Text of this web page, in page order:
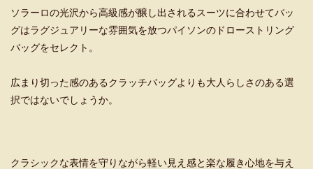
ソラーロの光沢から高級感が醸し出されるスーツに合わせてバッ
グはラグジュアリーな雰囲気を放つパイソンのドローストリング
バッグをセレクト。
広まり切った感のあるクラッチバッグよりも大人らしさのある選
択ではないでしょうか。
クラシックな表情を守りながら軽い見え感と楽な履き心地を与え